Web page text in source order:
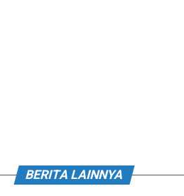
BERITA LAINNYA